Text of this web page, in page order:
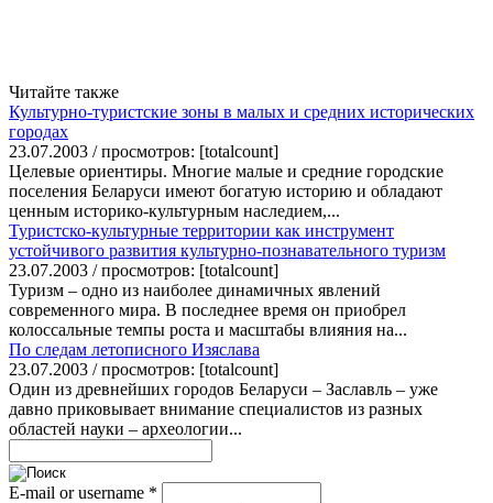
Читайте также
Культурно-туристские зоны в малых и средних исторических
городах
23.07.2003 / просмотров: [totalcount]
Целевые ориентиры. Многие малые и средние городские
поселения Беларуси имеют богатую историю и обладают
ценным историко-культурным наследием,...
Туристско-культурные территории как инструмент
устойчивого развития культурно-познавательного туризм
23.07.2003 / просмотров: [totalcount]
Туризм – одно из наиболее динамичных явлений
современного мира. В последнее время он приобрел
колоссальные темпы роста и масштабы влияния на...
По следам летописного Изяслава
23.07.2003 / просмотров: [totalcount]
Один из древнейших городов Беларуси – Заславль – уже
давно приковывает внимание специалистов из разных
областей науки – археологии...
E-mail or username *